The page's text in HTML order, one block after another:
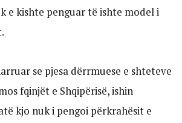
e kishte penguar të ishte model i
se pjesa dërrmuese e shteteve
fqinjët e Shqipërisë, ishin
kjo nuk i pengoi përkrahësit e